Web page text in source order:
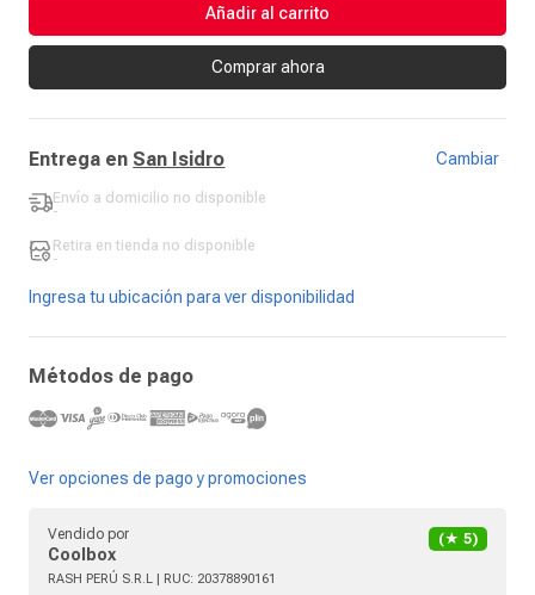
Añadir al carrito
Comprar ahora
Entrega en San Isidro Cambiar
Envío a domicilio no disponible
-
Retira en tienda no disponible
-
Ingresa tu ubicación para ver disponibilidad
Métodos de pago
Ver opciones de pago y promociones
Vendido por
Coolbox
(★ 5)
RASH PERÚ S.R.L | RUC: 20378890161